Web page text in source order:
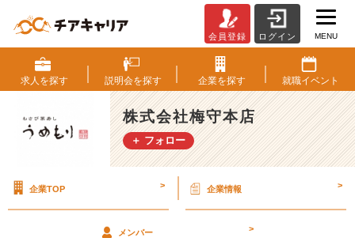
め
も
り
の
朝
礼
社
会員登録 ログイン MENU
求人を探す 説明会を探す 企業を探す 就職イベント
株式会社梅守本店
＋ フォロー
企業TOP > 企業情報 >
メンバー >